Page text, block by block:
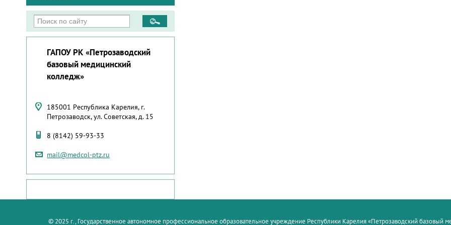
ГАПОУ РК «Петрозаводский
базовый медицинский
колледж»
185001 Республика Карелия, г.
Петрозаводск, ул. Советская, д. 15
8 (8142) 59-93-33
mail@medcol-ptz.ru
© 2025 г., Государственное автономное профессиональное образовательное учреждение Республики Карелия «Петрозаводский базовый